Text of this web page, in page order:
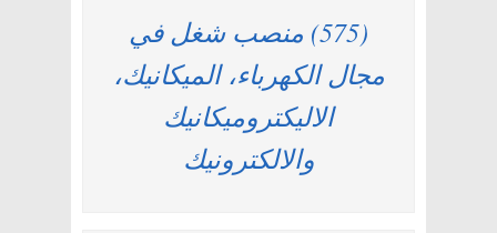
(575) منصب شغل في
مجال الكهرباء، الميكانيك،
الاليكتروميكانيك
والالكترونيك